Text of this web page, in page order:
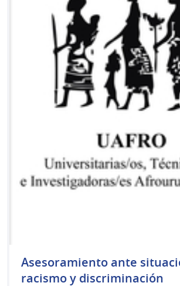
Asesoramiento ante
racismo y discriminación